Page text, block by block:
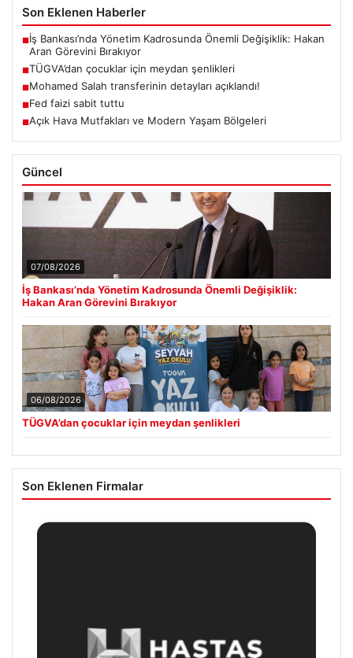
Son Eklenen Haberler
■İş Bankası’nda Yönetim Kadrosunda Önemli Değişiklik: Hakan
Aran Görevini Bırakıyor
■TÜGVA’dan çocuklar için meydan şenlikleri
■Mohamed Salah transferinin detayları açıklandı!
■Fed faizi sabit tuttu
■Açık Hava Mutfakları ve Modern Yaşam Bölgeleri
Güncel
07/08/2026
İş Bankası’nda Yönetim Kadrosunda Önemli Değişiklik:
Hakan Aran Görevini Bırakıyor
06/08/2026
TÜGVA’dan çocuklar için meydan şenlikleri
Son Eklenen Firmalar